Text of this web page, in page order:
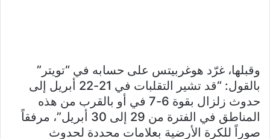
وقبلها، غرّد هوغربيتس على حسابه في “تويتر”
بالقول: “قد تشير التقلبات في 21-22 أبريل إلى
حدوث زلزال بقوة 6-7 في أو بالقرب من هذه
المناطق في الفترة من 29 إلى 30 أبريل”، مرفقاً
صوراً للكرة الأرضية بعلامات محددة لحدوث